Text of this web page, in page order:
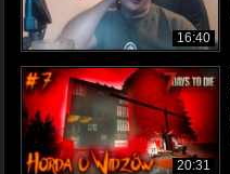
16:40
20:31